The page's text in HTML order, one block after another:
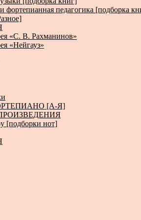
фортепианная педагогика [подборка
«С. В. Рахманинов»
«Нейгауз»
[А-Я]
[подборки нот]